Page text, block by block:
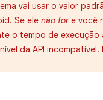
vai usar o valor
Se ele não fore você
o tempo de execução
da API